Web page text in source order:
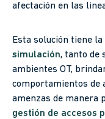
afectación en las
Esta solución tiene
simulación, tanto de
ambientes OT,
comportamientos de
amenzas de manera
gestión de accesos